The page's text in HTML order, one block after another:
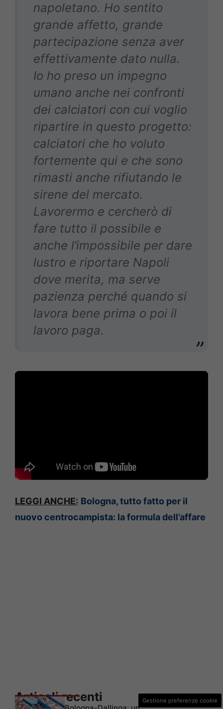
napoletano. Ho sentito
grande affetto, grande
partecipazione senza aver
effettivamente dato nulla.
Io ho preso un impegno
umano anche nei confronti
dei calciatori con cui voglio
ripartire in questo progetto:
calciatori che ho voluto
fortemente qui e che sono
rimasti anche rifiutando le
sirene del mercato.
Lavorermo e cercherò di
fare tutto il possibile e
anche l’impossibile per dare
lustro e riportare Napoli
dove merita, ma serve
pazienza perché quando si
lavora bene prima o poi il
lavoro paga.
LEGGI ANCHE: Bologna, tutto fatto per il
nuovo centrocampista: la formula dell’affare
Articoli recenti Gestione preferenze cookie